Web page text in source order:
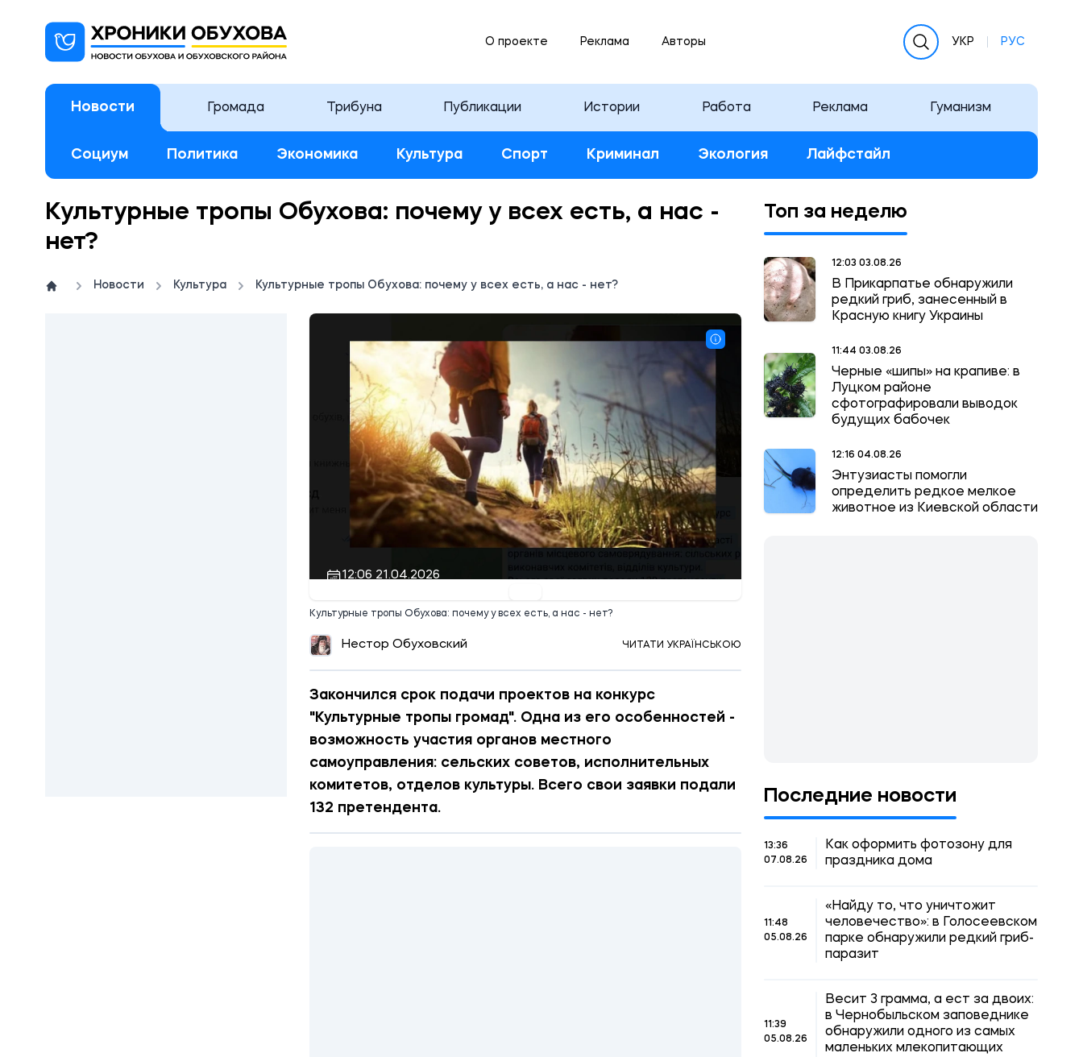
О проекте Реклама Авторы УКР РУС
Новости Громада Трибуна Публикации Истории Работа Реклама Гуманизм
Социум Политика Экономика Культура Спорт Криминал Экология Лайфстайл
Культурные тропы Обухова: почему у всех есть, а нас -
нет?
Новости Культура Культурные тропы Обухова: почему у всех есть, а нас - нет?
12:06 21.04.2026
Культурные тропы Обухова: почему у всех есть, а нас - нет?
Нестор Обуховский ЧИТАТИ УКРАЇНСЬКОЮ
Закончился срок подачи проектов на конкурс
"Культурные тропы громад". Одна из его особенностей -
возможность участия органов местного
самоуправления: сельских советов, исполнительных
комитетов, отделов культуры. Всего свои заявки подали
132 претендента.
Топ за неделю
12:03 03.08.26
В Прикарпатье обнаружили
редкий гриб, занесенный в
Красную книгу Украины
11:44 03.08.26
Черные «шипы» на крапиве: в
Луцком районе
сфотографировали выводок
будущих бабочек
12:16 04.08.26
Энтузиасты помогли
определить редкое мелкое
животное из Киевской области
Последние новости
13:36
07.08.26
Как оформить фотозону для
праздника дома
11:48
05.08.26
«Найду то, что уничтожит
человечество»: в Голосеевском
парке обнаружили редкий гриб-
паразит
11:39
05.08.26
Весит 3 грамма, а ест за двоих:
в Чернобыльском заповеднике
обнаружили одного из самых
маленьких млекопитающих